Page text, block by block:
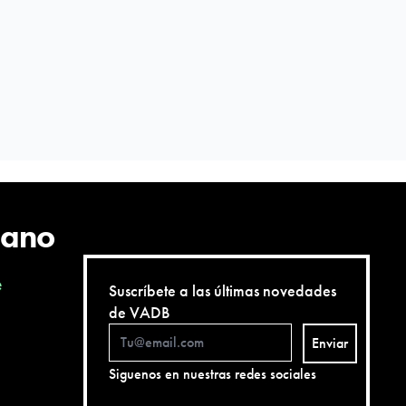
Suscríbete a las últimas novedades
de VADB
Enviar
Siguenos en nuestras redes sociales